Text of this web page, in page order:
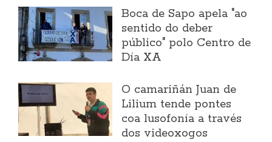
Boca de Sapo apela "ao
sentido do deber
público" polo Centro de
Día XA
O camariñán Juan de
Lilium tende pontes
coa lusofonía a través
dos videoxogos